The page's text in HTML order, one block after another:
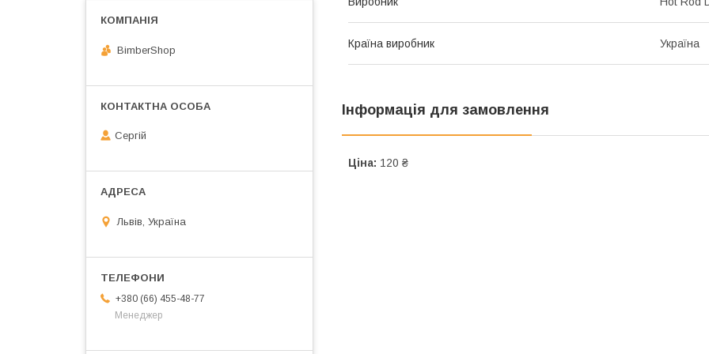
Країна виробник Україна
Інформація для замовлення
Ціна: 120 ₴
BimberShop
Сергій
Львів, Україна
+380 (66) 455-48-77
Менеджер